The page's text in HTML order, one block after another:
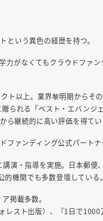
いう異色の経歴を持つ。
がなくてもクラウドファ
ト以上。業界黎明期から
れる「ベスト・エバンジ
継続的に高い評価を得てい
ァンディング公式パートナ
演・指導を実施。日本郵
機関でも多数登壇している。
掲載多数。
スト出版）、『1日で